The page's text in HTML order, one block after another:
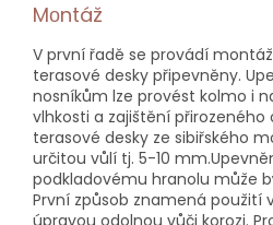
Mоntáž
V první řadě se provádí
terasové desky připevněny.
nosníkům lze provést kolmo i
vlhkosti a zajištění přirozeného
terasové desky ze sibiřského
určitou vůlí tj. 5-10
podkladovému hranolu může
První způsob znamená použití